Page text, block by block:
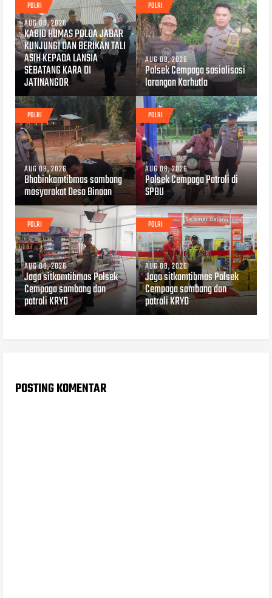
POLRI
AUG 08, 2026
KABID HUMAS POLDA JABAR
KUNJUNGI DAN BERIKAN TALI
ASIH KEPADA LANSIA
SEBATANG KARA DI
JATINANGOR
POLRI
AUG 08, 2026
Polsek Cempaga sosialisasi
larangan Karhutla
POLRI
AUG 08, 2026
Bhabinkamtibmas sambang
masyarakat Desa Binaan
POLRI
AUG 08, 2026
Polsek Cempaga Patroli di
SPBU
POLRI
AUG 08, 2026
Jaga sitkamtibmas Polsek
Cempaga sambang dan
patroli KRYD
POLRI
AUG 08, 2026
Jaga sitkamtibmas Polsek
Cempaga sambang dan
patroli KRYD
POSTING KOMENTAR